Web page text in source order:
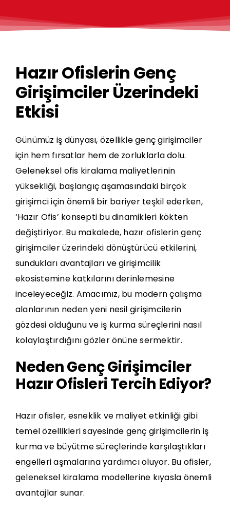
Hazır Ofislerin Genç
Girişimciler Üzerindeki
Etkisi
Günümüz iş dünyası, özelliklegenç girişimciler
için hem fırsatlar hem de zorluklarla dolu.
Geleneksel ofis kiralama maliyetlerinin
yüksekliği, başlangıç aşamasındaki birçok
girişimci için önemli bir bariyer teşkil ederken,
‘Hazır Ofis’ konsepti bu dinamikleri kökten
değiştiriyor. Bu makalede, hazır ofislerin genç
girişimciler üzerindeki dönüştürücü etkilerini,
sundukları avantajları ve girişimcilik
ekosistemine katkılarını derinlemesine
inceleyeceğiz. Amacımız, bu modern çalışma
alanlarının neden yeni nesil girişimcilerin
gözdesi olduğunu ve iş kurma süreçlerini nasıl
kolaylaştırdığını gözler önüne sermektir.
Neden Genç Girişimciler
Hazır Ofisleri Tercih Ediyor?
Hazır ofisler, esneklik ve maliyet etkinliği gibi
temel özellikleri sayesinde genç girişimcilerin iş
kurma ve büyütme süreçlerinde karşılaştıkları
engelleri aşmalarına yardımcı oluyor. Bu ofisler,
geleneksel kiralama modellerine kıyasla önemli
avantajlar sunar.